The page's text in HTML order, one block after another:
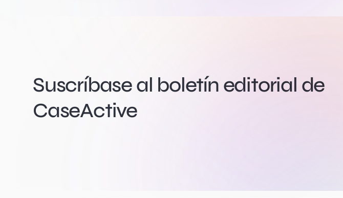
Suscríbase al boletín editorial de
CaseActive